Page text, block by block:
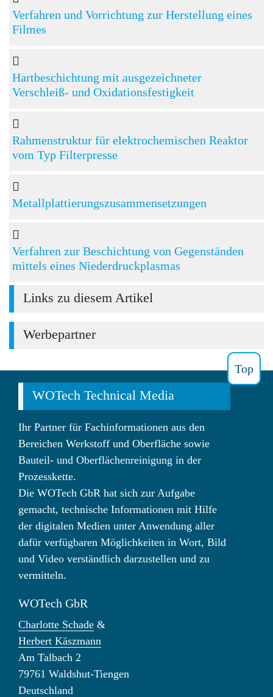
Verfahren und Vorrichtung zur Herstellung eines
Filmes
Hartbeschichtung mit ausgezeichneter
Verschleiß- und Oxidationsfestigkeit
Rahmenstruktur für elektrochemischen Reaktor
vom Typ Filterpresse
Metallplattierungszusammensetzungen
Verfahren zur Beschichtung von Gegenständen
mittels eines Niederdruckplasmas
Links zu diesem Artikel
Werbepartner
Top
WOTech Technical Media
Ihr Partner für Fachinformationen aus den
Bereichen Werkstoff und Oberfläche sowie
Bauteil- und Oberflächenreinigung in der
Prozesskette.
Die WOTech GbR hat sich zur Aufgabe
gemacht, technische Informationen mit Hilfe
der digitalen Medien unter Anwendung aller
dafür verfügbaren Möglichkeiten in Wort, Bild
und Video verständlich darzustellen und zu
vermitteln.
WOTech GbR
Charlotte Schade &
Herbert Käszmann
Am Talbach 2
79761 Waldshut-Tiengen
Deutschland